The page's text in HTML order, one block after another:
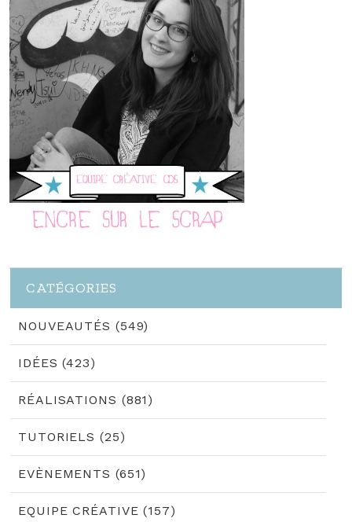
CATÉGORIES
NOUVEAUTÉS (549)
IDÉES (423)
RÉALISATIONS (881)
TUTORIELS (25)
EVÈNEMENTS (651)
EQUIPE CRÉATIVE (157)